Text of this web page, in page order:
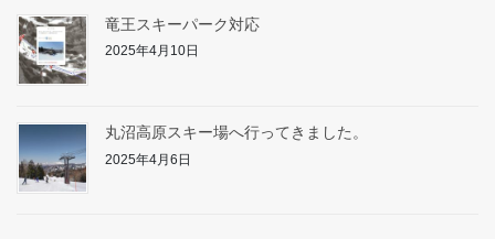
竜王スキーパーク対応
2025年4月10日
丸沼高原スキー場へ行ってきました。
2025年4月6日